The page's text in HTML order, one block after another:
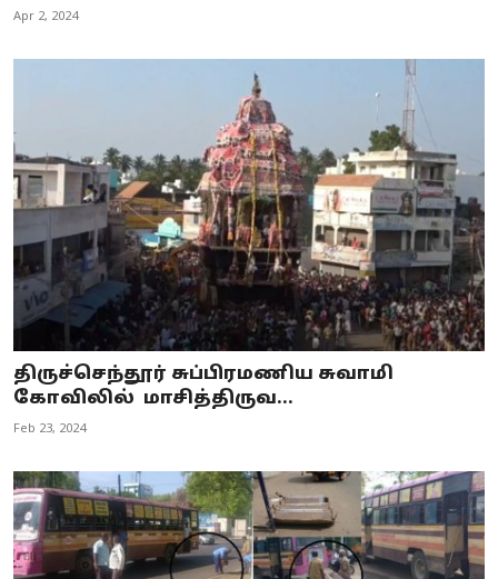
Apr 2, 2024
திருச்செந்தூர் சுப்பிரமணிய சுவாமி
கோவிலில் மாசித்திருவ...
Feb 23, 2024